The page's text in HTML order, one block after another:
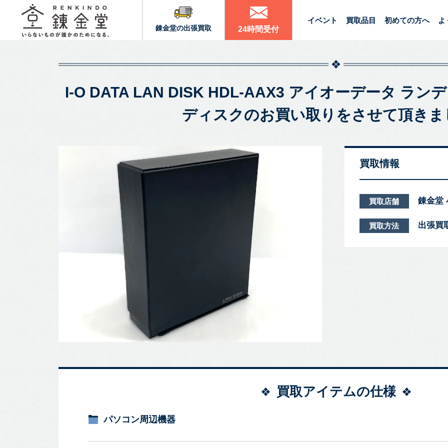
錬金堂の出張買取 24時間受付
イベント 買取品目 初めての方へ よ
I-O DATA LAN DISK HDL-AAX3 アイオーデータ ラン
ディスクのお買い取りをさせて頂きま
買取情報
買取店舗 錬金堂
買取方法 出張買
買取アイテムの仕様
パソコン周辺機器